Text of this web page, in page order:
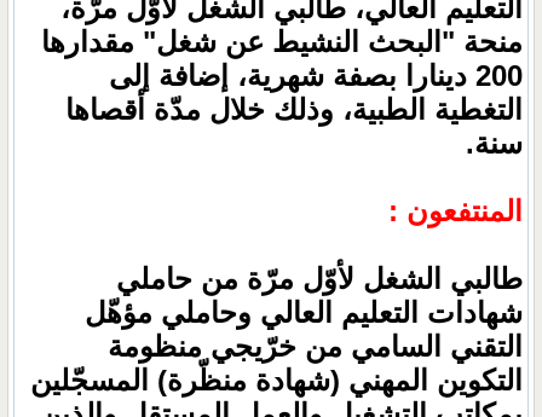
التعليم العالي، طالبي الشغل لأوّل مرّة،
منحة "البحث النشيط عن شغل" مقدارها
200 دينارا بصفة شهرية، إضافة إلى
التغطية الطبية، وذلك خلال مدّة أقصاها
سنة.
المنتفعون :
طالبي الشغل لأوّل مرّة من حاملي
شهادات التعليم العالي وحاملي مؤهّل
التقني السامي من خرّيجي منظومة
التكوين المهني (شهادة منظّرة) المسجّلين